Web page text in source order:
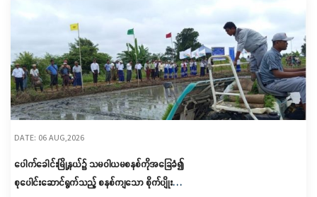
၁၀ ရက်ကြာ စာတွေ့၊ လက်တွေ့ဖြင့် အခမဲ့ သင်ကြားပို့ချပေးမည်ဖြစ်ကြောင်း
ကရင်ပြည်နယ်ကျေးလက်ဒေသဖွံ့ဖြိုးတိုးတက်ရေးဦးစီးဌာနမှ သိရသည်။
DATE: 06 AUG,2026
ပေါက်ခေါင်းမြို့နယ်၌ သမဝါယမစနစ်ကိုအခြေခံ၍
စုပေါင်းဆောင်ရွက်သည့် စနစ်ကျသော စိုက်ပျိုးရေး